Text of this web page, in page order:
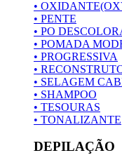
•
• PENTE
• PO
• POMADA
• PROGRESSIVA
•
• SELAGEM
• SHAMPOO
• TESOURAS
• TONALIZANTE
DEPILAÇÃO